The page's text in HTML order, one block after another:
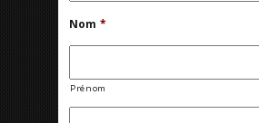
Nom *
Prénom